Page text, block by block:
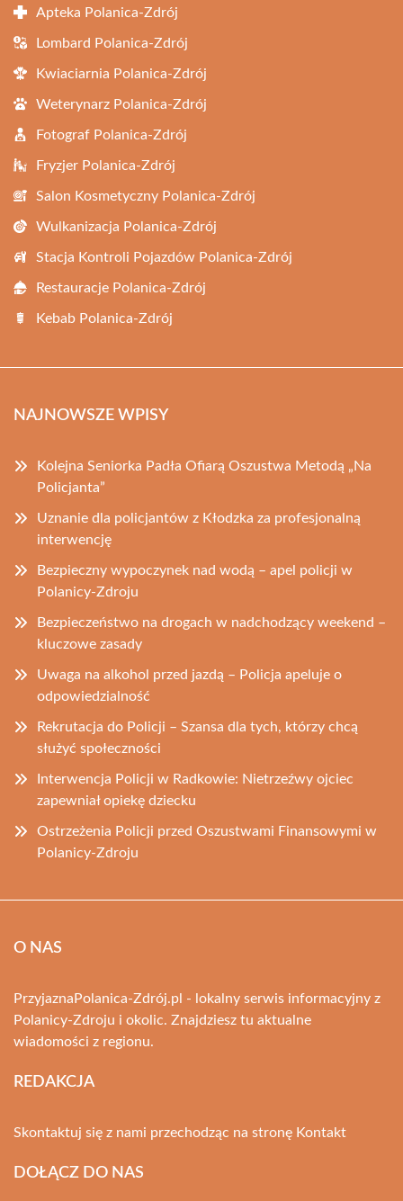
Apteka Polanica-Zdrój
Lombard Polanica-Zdrój
Kwiaciarnia Polanica-Zdrój
Weterynarz Polanica-Zdrój
Fotograf Polanica-Zdrój
Fryzjer Polanica-Zdrój
Salon Kosmetyczny Polanica-Zdrój
Wulkanizacja Polanica-Zdrój
Stacja Kontroli Pojazdów Polanica-Zdrój
Restauracje Polanica-Zdrój
Kebab Polanica-Zdrój
NAJNOWSZE WPISY
Kolejna Seniorka Padła Ofiarą Oszustwa Metodą „Na
Policjanta”
Uznanie dla policjantów z Kłodzka za profesjonalną
interwencję
Bezpieczny wypoczynek nad wodą – apel policji w
Polanicy-Zdroju
Bezpieczeństwo na drogach w nadchodzący weekend –
kluczowe zasady
Uwaga na alkohol przed jazdą – Policja apeluje o
odpowiedzialność
Rekrutacja do Policji – Szansa dla tych, którzy chcą
służyć społeczności
Interwencja Policji w Radkowie: Nietrzeźwy ojciec
zapewniał opiekę dziecku
Ostrzeżenia Policji przed Oszustwami Finansowymi w
Polanicy-Zdroju
O NAS
PrzyjaznaPolanica-Zdrój.pl - lokalny serwis informacyjny z
Polanicy-Zdroju i okolic. Znajdziesz tu aktualne
wiadomości z regionu.
REDAKCJA
Skontaktuj się z nami przechodząc na stronę Kontakt
DOŁĄCZ DO NAS